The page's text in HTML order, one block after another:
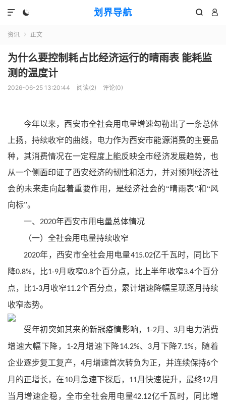
划界导航
  

资讯  正文
为什么要控制耗占比经济运行的晴雨表 能耗监
测的温度计
2026-06-25 13:20:44 阅读(2) 评论(0)
今年以来，西安市全社会用电量增速勾勒出了一条总体
上扬，持续收窄的曲线，电力作为西安市能源消费的主要品
种，其消费情况在一定程度上能反映全市经济发展趋势，也
从一个侧面印证了西安经济的韧性和活力，并对预判经济社
会的未来走向起着重要作用，是经济社会的“晴雨表”和“风
向标”。
一、 2020年西安市用电量总体情况
（一）全社会用电量持续收窄
2020年，西安市全社会用电量415.02亿千瓦时，同比下
降0.8%，比1-9月收窄0.8个百分点，比上半年收窄3.4个百分
点，比1-3月收窄11.2个百分点，累计增速降幅呈现逐月持续
收窄态势。
受年初突如其来的新冠疫情影响， 1-2月、 3月电力消费
增速大幅下降，
1-2月增速下降14.2%、 3月下降7.1%，随着
企业逐步复工复产， 4月增速首次转负为正，并连续保持6个
月的正增长，在10月急速下探后， 11月快速提升，最终12月
当月增速企稳，全市全社会用电量42.12亿千瓦时，同比增